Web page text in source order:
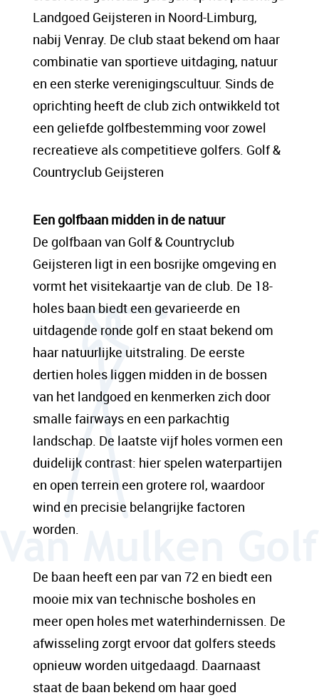
Een content hoofd tekst. Lorem ipsum dolor
sit amet, consectetur adipis cin elit. Nunc
purus libero, interdum sed blandit acp
retium facilisis turpis. Donec dictum neque
veloran tristique egestas nulla mollis dui
lorem dolor.
sit amet, consectetur adipis cin elit. Nunc
purus libero, interdum sed blandit acp
retium facilisis turpis. Donec dictum neque
veloran tristique egestas nulla mollis dui
lorem dolor.
Landgoed Geijsteren in Noord-Limburg,
nabij Venray. De club staat bekend om haar
combinatie van sportieve uitdaging, natuur
en een sterke verenigingscultuur. Sinds de
oprichting heeft de club zich ontwikkeld tot
een geliefde golfbestemming voor zowel
recreatieve als competitieve golfers. Golf &
Countryclub Geijsteren
Een golfbaan midden in de natuur
De golfbaan van Golf & Countryclub
Geijsteren ligt in een bosrijke omgeving en
vormt het visitekaartje van de club. De 18-
holes baan biedt een gevarieerde en
uitdagende ronde golf en staat bekend om
haar natuurlijke uitstraling. De eerste
dertien holes liggen midden in de bossen
van het landgoed en kenmerken zich door
smalle fairways en een parkachtig
landschap. De laatste vijf holes vormen een
duidelijk contrast: hier spelen waterpartijen
en open terrein een grotere rol, waardoor
wind en precisie belangrijke factoren
worden.
De baan heeft een par van 72 en biedt een
mooie mix van technische bosholes en
meer open holes met waterhindernissen. De
afwisseling zorgt ervoor dat golfers steeds
opnieuw worden uitgedaagd. Daarnaast
staat de baan bekend om haar goed